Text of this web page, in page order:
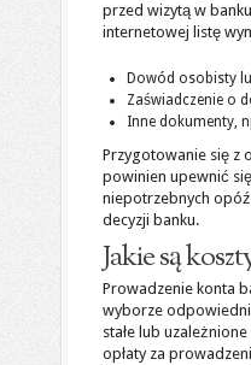
przed wizytą w
internetowej listę
Dowód osobisty
Zaświadczenie o
Inne dokumenty,
Przygotowanie się z
powinien upewnić
niepotrzebnych
decyzji banku.
Jakie są
Prowadzenie konta
wyborze
stałe lub
opłaty za